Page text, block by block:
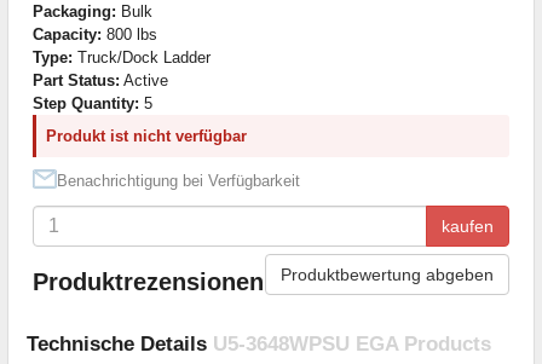
Packaging: Bulk
Capacity: 800 lbs
Type: Truck/Dock Ladder
Part Status: Active
Step Quantity: 5
Produkt ist nicht verfügbar
Benachrichtigung bei Verfügbarkeit
kaufen
Produktrezensionen Produktbewertung abgeben
Technische Details U5-3648WPSU EGA Products